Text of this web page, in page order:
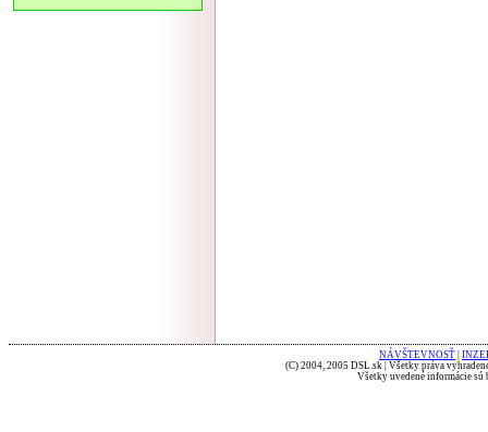
NÁVŠTEVNOSŤ
(C) 2004, 2005 DSL.sk | Všetky práva
Všetky uvedené informácie sú